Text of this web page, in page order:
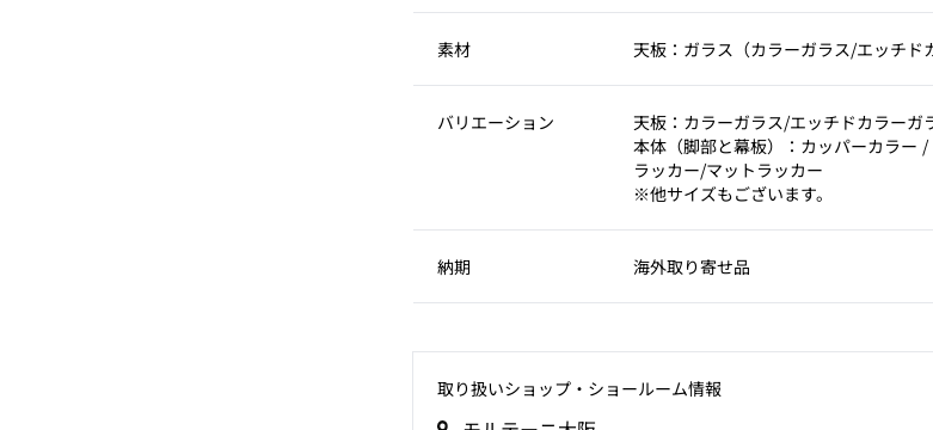
素材 天板：ガラス（カラーガラス/エッチド
バリエーション
天板：カラーガラス/エッチドカラーガ
本体（脚部と幕板）：カッパーカラー
ラッカー/マットラッカー
※他サイズもございます。
納期 海外取り寄せ品
取り扱いショップ‧ショールーム情報